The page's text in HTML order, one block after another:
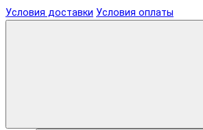
Условия доставки Условия оплаты